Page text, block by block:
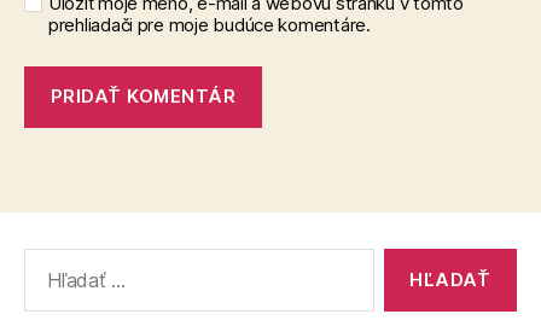
prehliadači pre moje budúce komentáre.